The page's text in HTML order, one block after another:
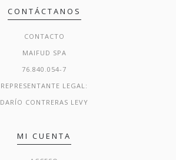
CONTÁCTANOS
CONTACTO
MAIFUD SPA
76.840.054-7
REPRESENTANTE LEGAL:
DARÍO CONTRERAS LEVY
MI CUENTA